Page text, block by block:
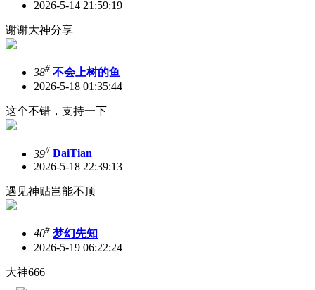
2026-5-14 21:59:19
谢谢大神分享
38# 不会上树的鱼
2026-5-18 01:35:44
这个不错，支持一下
39# DaiTian
2026-5-18 22:39:13
遇见神贴岂能不顶
40# 梦幻先知
2026-5-19 06:22:24
大神666